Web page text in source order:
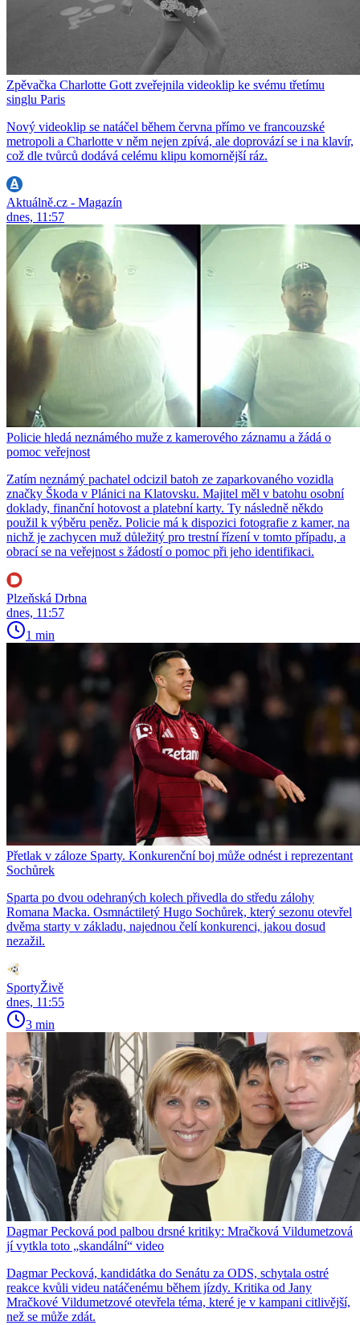
Zpěvačka Charlotte Gott zveřejnila videoklip ke svému třetímu
singlu Paris
Nový videoklip se natáčel během června přímo ve francouzské
metropoli a Charlotte v něm nejen zpívá, ale doprovází se i na klavír,
což dle tvůrců dodává celému klipu komornější ráz.
Aktuálně.cz - Magazín
dnes, 11:57
Policie hledá neznámého muže z kamerového záznamu a žádá o
pomoc veřejnost
Zatím neznámý pachatel odcizil batoh ze zaparkovaného vozidla
značky Škoda v Plánici na Klatovsku. Majitel měl v batohu osobní
doklady, finanční hotovost a platební karty. Ty následně někdo
použil k výběru peněz. Policie má k dispozici fotografie z kamer, na
nichž je zachycen muž důležitý pro trestní řízení v tomto případu, a
obrací se na veřejnost s žádostí o pomoc při jeho identifikaci.
Plzeňská Drbna
dnes, 11:57
1 min
Přetlak v záloze Sparty. Konkurenční boj může odnést i reprezentant
Sochůrek
Sparta po dvou odehraných kolech přivedla do středu zálohy
Romana Macka. Osmnáctiletý Hugo Sochůrek, který sezonu otevřel
dvěma starty v základu, najednou čelí konkurenci, jakou dosud
nezažil.
SportyŽivě
dnes, 11:55
3 min
Dagmar Pecková pod palbou drsné kritiky: Mračková Vildumetzová
jí vytkla toto „skandální“ video
Dagmar Pecková, kandidátka do Senátu za ODS, schytala ostré
reakce kvůli videu natáčenému během jízdy. Kritika od Jany
Mračkové Vildumetzové otevřela téma, které je v kampani citlivější,
než se může zdát.